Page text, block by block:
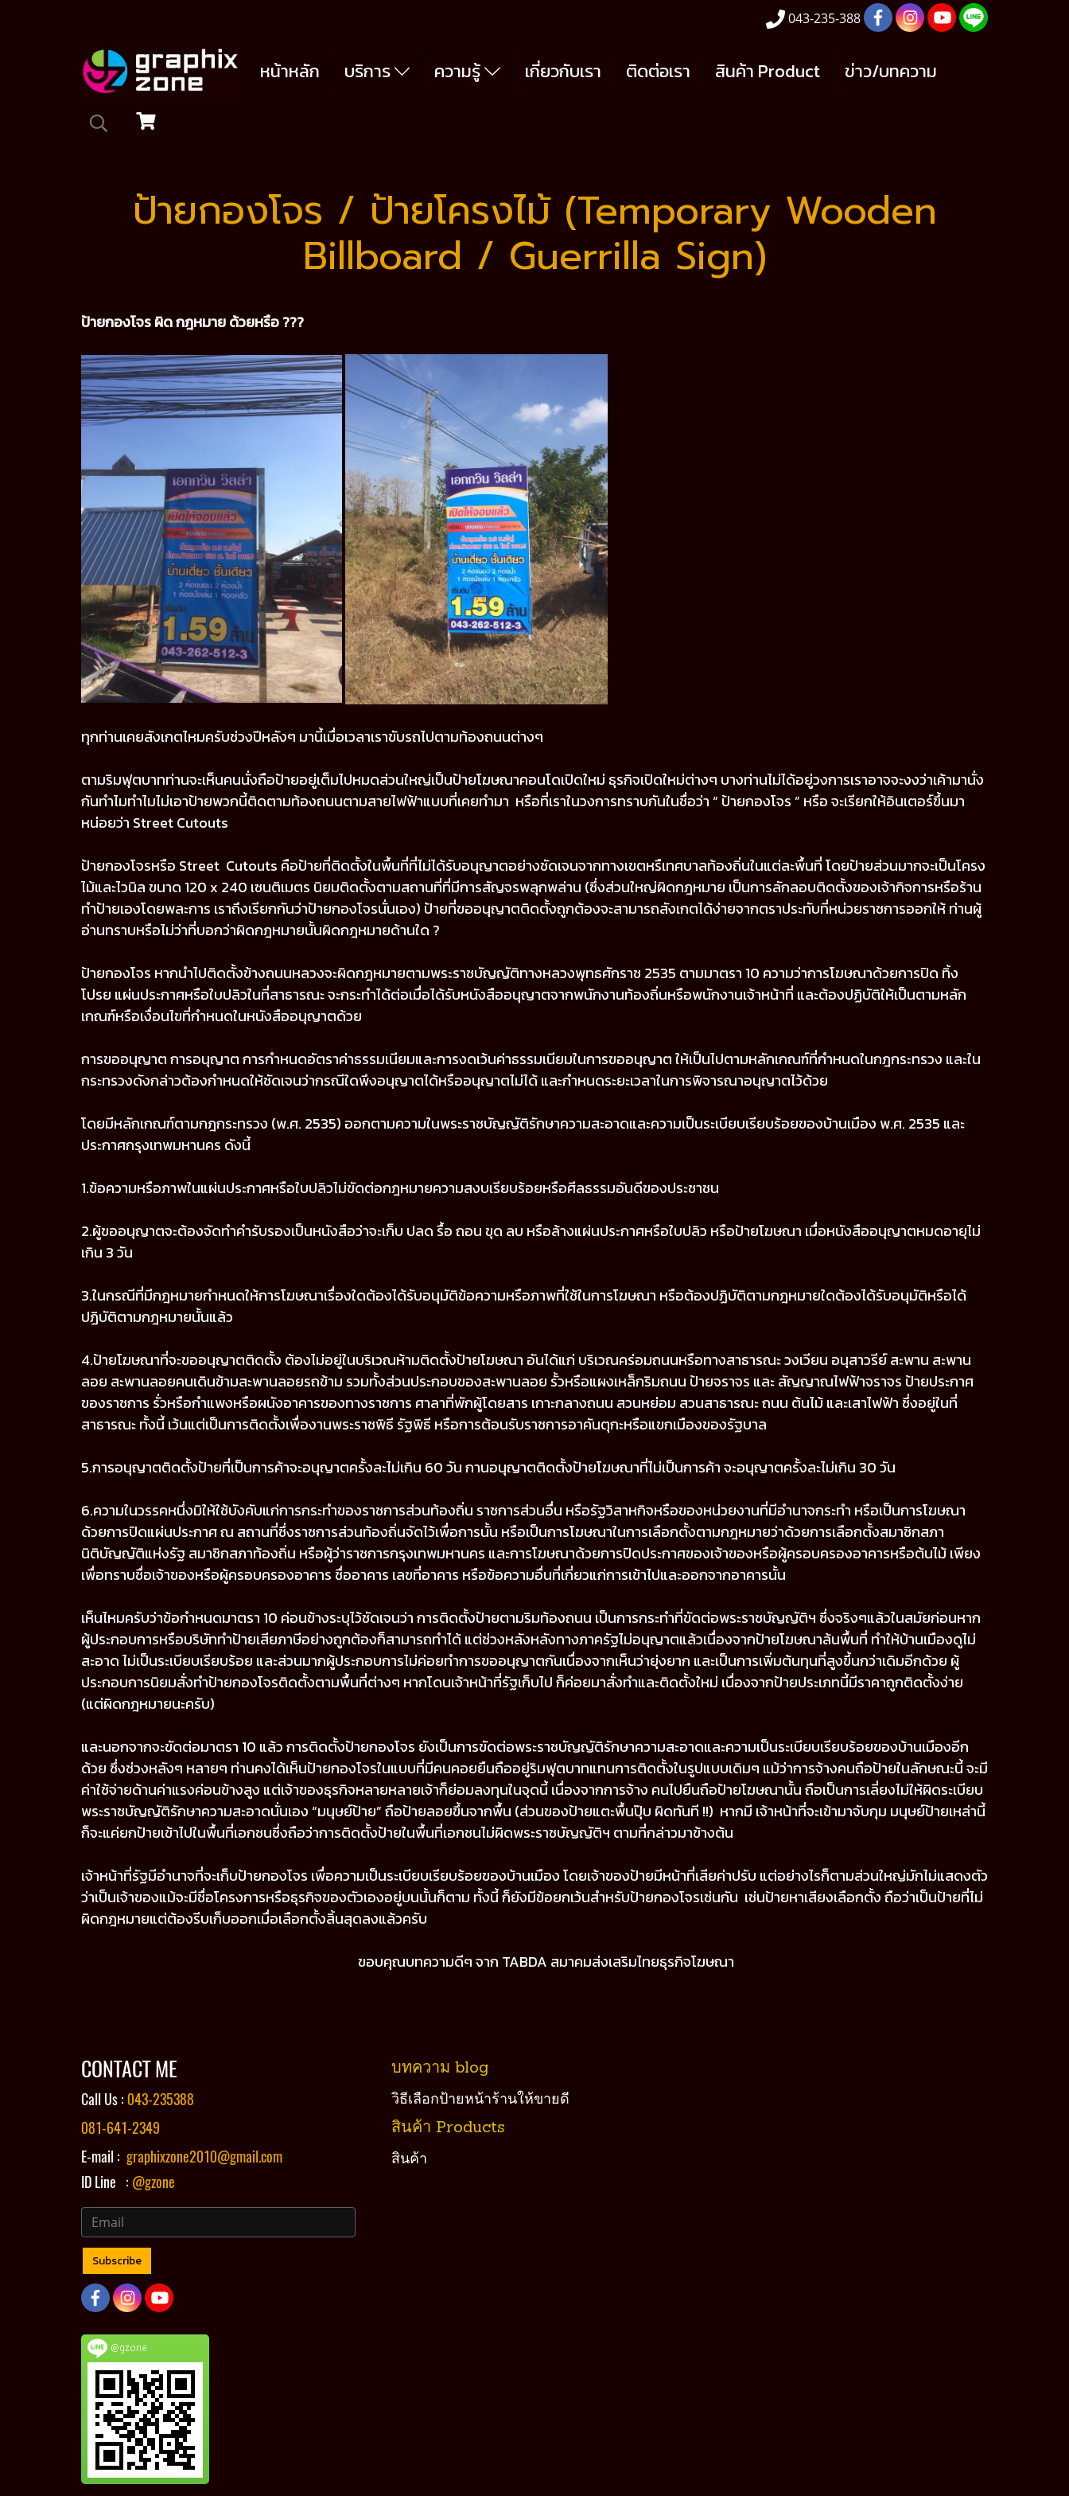
043-235-388
หน้าหลัก บริการ ความรู้ เกี่ยวกับเรา ติดต่อเรา สินค้า Product ข่าว/บทความ
ป้ายกองโจร / ป้ายโครงไม้ (Temporary Wooden
Billboard / Guerrilla Sign)
ป้ายกองโจร ผิด กฎหมาย ด้วยหรือ ???
ทุกท่านเคยสังเกตไหมครับช่วงปีหลังๆ มานี้เมื่อเวลาเราขับรถไปตามท้องถนนต่างๆ
ตามริมฟุตบาทท่านจะเห็นคนนั่งถือป้ายอยู่เต็มไปหมดส่วนใหญ่เป็นป้ายโฆษณาคอนโดเปิดใหม่ ธุรกิจเปิดใหม่ต่างๆ บางท่านไม่ได้อยู่วงการเราอาจจะงงว่าเค้ามานั่ง
กันทำไมทำไมไม่เอาป้ายพวกนี้ติดตามท้องถนนตามสายไฟฟ้าแบบที่เคยทำมา หรือที่เราในวงการทราบกันในชื่อว่า “ ป้ายกองโจร ” หรือ จะเรียกให้อินเตอร์ขึ้นมา
หน่อยว่า Street Cutouts
ป้ายกองโจรหรือ Street Cutouts คือป้ายที่ติดตั้งในพื้นที่ที่ไม่ได้รับอนุญาตอย่างชัดเจนจากทางเขตหรืเทศบาลท้องถิ่นในแต่ละพื้นที่ โดยป้ายส่วนมากจะเป็นโครง
ไม้และไวนิล ขนาด 120 x 240 เซนติเมตร นิยมติดตั้งตามสถานที่ที่มีการสัญจรพลุกพล่าน (ซึ่งส่วนใหญ่ผิดกฎหมาย เป็นการลักลอบติดตั้งของเจ้ากิจการหรือร้าน
ทำป้ายเองโดยพละการ เราถึงเรียกกันว่าป้ายกองโจรนั่นเอง) ป้ายที่ขออนุญาตติดตั้งถูกต้องจะสามารถสังเกตได้ง่ายจากตราประทับที่หน่วยราชการออกให้ ท่านผู้
อ่านทราบหรือไม่ว่าที่บอกว่าผิดกฎหมายนั้นผิดกฎหมายด้านใด ?
ป้ายกองโจร หากนำไปติดตั้งข้างถนนหลวงจะผิดกฎหมายตามพระราชบัญญัติทางหลวงพุทธศักราช 2535 ตามมาตรา 10 ความว่าการโฆษณาด้วยการปิด ทิ้ง
โปรย แผ่นประกาศหรือใบปลิวในที่สาธารณะ จะกระทำได้ต่อเมื่อได้รับหนังสืออนุญาตจากพนักงานท้องถิ่นหรือพนักงานเจ้าหน้าที่ และต้องปฏิบัติให้เป็นตามหลัก
เกณฑ์หรือเงื่อนไขที่กำหนดในหนังสืออนุญาตด้วย
การขออนุญาต การอนุญาต การกำหนดอัตราค่าธรรมเนียมและการงดเว้นค่าธรรมเนียมในการขออนุญาต ให้เป็นไปตามหลักเกณฑ์ที่กำหนดในกฎกระทรวง และใน
กระทรวงดังกล่าวต้องกำหนดให้ชัดเจนว่ากรณีใดพึงอนุญาตได้หรืออนุญาตไม่ได้ และกำหนดระยะเวลาในการพิจารณาอนุญาตไว้ด้วย
โดยมีหลักเกณฑ์ตามกฎกระทรวง (พ.ศ. 2535) ออกตามความในพระราชบัญญัติรักษาความสะอาดและความเป็นระเบียบเรียบร้อยของบ้านเมือง พ.ศ. 2535 และ
ประกาศกรุงเทพมหานคร ดังนี้
1.ข้อความหรือภาพในแผ่นประกาศหรือใบปลิวไม่ขัดต่อกฎหมายความสงบเรียบร้อยหรือศีลธรรมอันดีของประชาชน
2.ผู้ขออนุญาตจะต้องจัดทำคำรับรองเป็นหนังสือว่าจะเก็บ ปลด รื้อ ถอน ขุด ลบ หรือล้างแผ่นประกาศหรือใบปลิว หรือป้ายโฆษณา เมื่อหนังสืออนุญาตหมดอายุไม่
เกิน 3 วัน
3.ในกรณีที่มีกฎหมายกำหนดให้การโฆษณาเรื่องใดต้องได้รับอนุมัติข้อความหรือภาพที่ใช้ในการโฆษณา หรือต้องปฏิบัติตามกฎหมายใดต้องได้รับอนุมัติหรือได้
ปฏิบัติตามกฎหมายนั้นแล้ว
4.ป้ายโฆษณาที่จะขออนุญาตติดตั้ง ต้องไม่อยู่ในบริเวณห้ามติดตั้งป้ายโฆษณา อันได้แก่ บริเวณคร่อมถนนหรือทางสาธารณะ วงเวียน อนุสาวรีย์ สะพาน สะพาน
ลอย สะพานลอยคนเดินข้ามสะพานลอยรถข้าม รวมทั้งส่วนประกอบของสะพานลอย รั้วหรือแผงเหล็กริมถนน ป้ายจราจร และ สัญญาณไฟฟ้าจราจร ป้ายประกาศ
ของราชการ รั่วหรือกำแพงหรือผนังอาคารของทางราชการ ศาลาที่พักผู้โดยสาร เกาะกลางถนน สวนหย่อม สวนสาธารณะ ถนน ต้นไม้ และเสาไฟฟ้า ซึ่งอยู่ในที่
สาธารณะ ทั้งนี้ เว้นแต่เป็นการติดตั้งเพื่องานพระราชพิธี รัฐพิธี หรือการต้อนรับราชการอาคันตุกะหรือแขกเมืองของรัฐบาล
5.การอนุญาตติดตั้งป้ายที่เป็นการค้าจะอนุญาตครั้งละไม่เกิน 60 วัน กานอนุญาตติดตั้งป้ายโฆษณาที่ไม่เป็นการค้า จะอนุญาตครั้งละไม่เกิน 30 วัน
6.ความในวรรคหนึ่งมิให้ใช้บังคับแก่การกระทำของราชการส่วนท้องถิ่น ราชการส่วนอื่น หรือรัฐวิสาหกิจหรือของหน่วยงานที่มีอำนาจกระทำ หรือเป็นการโฆษณา
ด้วยการปิดแผ่นประกาศ ณ สถานที่ซึ่งราชการส่วนท้องถิ่นจัดไว้เพื่อการนั้น หรือเป็นการโฆษณาในการเลือกตั้งตามกฎหมายว่าด้วยการเลือกตั้งสมาชิกสภา
นิติบัญญัติแห่งรัฐ สมาชิกสภาท้องถิ่น หรือผู้ว่าราชการกรุงเทพมหานคร และการโฆษณาด้วยการปิดประกาศของเจ้าของหรือผู้ครอบครองอาคารหรือต้นไม้ เพียง
เพื่อทราบชื่อเจ้าของหรือผู้ครอบครองอาคาร ชื่ออาคาร เลขที่อาคาร หรือข้อความอื่นที่เกี่ยวแก่การเข้าไปและออกจากอาคารนั้น
เห็นไหมครับว่าข้อกำหนดมาตรา 10 ค่อนข้างระบุไว้ชัดเจนว่า การติดตั้งป้ายตามริมท้องถนน เป็นการกระทำที่ขัดต่อพระราชบัญญัติฯ ซึ่งจริงๆแล้วในสมัยก่อนหาก
ผู้ประกอบการหรือบริษัททำป้ายเสียภาษีอย่างถูกต้องก็สามารถทำได้ แต่ช่วงหลังหลังทางภาครัฐไม่อนุญาตแล้วเนื่องจากป้ายโฆษณาล้นพื้นที่ ทำให้บ้านเมืองดูไม่
สะอาด ไม่เป็นระเบียบเรียบร้อย และส่วนมากผู้ประกอบการไม่ค่อยทำการขออนุญาตกันเนื่องจากเห็นว่ายุ่งยาก และเป็นการเพิ่มต้นทุนที่สูงขึ้นกว่าเดิมอีกด้วย ผู้
ประกอบการนิยมสั่งทำป้ายกองโจรติดตั้งตามพื้นที่ต่างๆ หากโดนเจ้าหน้าที่รัฐเก็บไป ก็ค่อยมาสั่งทำและติดตั้งใหม่ เนื่องจากป้ายประเภทนี้มีราคาถูกติดตั้งง่าย
(แต่ผิดกฎหมายนะครับ)
และนอกจากจะขัดต่อมาตรา 10 แล้ว การติดตั้งป้ายกองโจร ยังเป็นการขัดต่อพระราชบัญญัติรักษาความสะอาดและความเป็นระเบียบเรียบร้อยของบ้านเมืองอีก
ด้วย ซึ่งช่วงหลังๆ หลายๆ ท่านคงได้เห็นป้ายกองโจรในแบบที่มีคนคอยยืนถืออยู่ริมฟุตบาทแทนการติดตั้งในรูปแบบเดิมๆ แม้ว่าการจ้างคนถือป้ายในลักษณะนี้ จะมี
ค่าใช้จ่ายด้านค่าแรงค่อนข้างสูง แต่เจ้าของธุรกิจหลายหลายเจ้าก็ย่อมลงทุนในจุดนี้ เนื่องจากการจ้าง คนไปยืนถือป้ายโฆษณานั้น ถือเป็นการเลี่ยงไม่ให้ผิดระเบียบ
พระราชบัญญัติรักษาความสะอาดนั่นเอง “มนุษย์ป้าย” ถือป้ายลอยขึ้นจากพื้น (ส่วนของป้ายแตะพื้นปุ๊บ ผิดทันที !!) หากมี เจ้าหน้าที่จะเข้ามาจับกุม มนุษย์ป้ายเหล่านี้
ก็จะแค่ยกป้ายเข้าไปในพื้นที่เอกชนซึ่งถือว่าการติดตั้งป้ายในพื้นที่เอกชนไม่ผิดพระราชบัญญัติฯ ตามที่กล่าวมาข้างต้น
เจ้าหน้าที่รัฐมีอำนาจที่จะเก็บป้ายกองโจร เพื่อความเป็นระเบียบเรียบร้อยของบ้านเมือง โดยเจ้าของป้ายมีหน้าที่เสียค่าปรับ แต่อย่างไรก็ตามส่วนใหญ่มักไม่แสดงตัว
ว่าเป็นเจ้าของแม้จะมีชื่อโครงการหรือธุรกิจของตัวเองอยู่บนนั้นก็ตาม ทั้งนี้ ก็ยังมีข้อยกเว้นสำหรับป้ายกองโจรเช่นกัน เช่นป้ายหาเสียงเลือกตั้ง ถือว่าเป็นป้ายที่ไม่
ผิดกฎหมายแต่ต้องรีบเก็บออกเมื่อเลือกตั้งสิ้นสุดลงแล้วครับ
ขอบคุณบทความดีๆ จาก TABDA สมาคมส่งเสริมไทยธุรกิจโฆษณา
CONTACT ME
Call Us : 043-235388
081-641-2349
E-mail : graphixzone2010@gmail.com
ID Line : @gzone
Subscribe
@gzone
บทความ blog
วิธีเลือกป้ายหน้าร้านให้ขายดี
สินค้า Products
สินค้า